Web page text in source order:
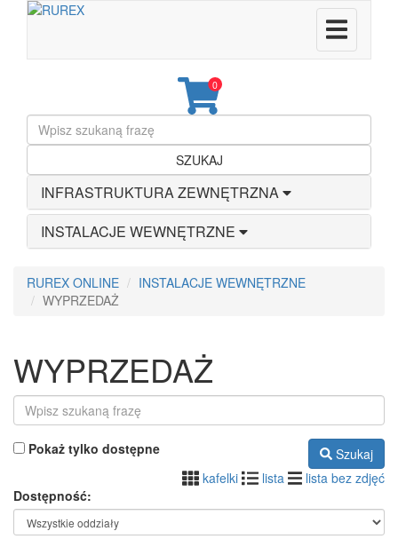
0
SZUKAJ
INFRASTRUKTURA ZEWNĘTRZNA
INSTALACJE WEWNĘTRZNE
RUREX ONLINE
INSTALACJE WEWNĘTRZNE
WYPRZEDAŻ
WYPRZEDAŻ
Pokaż tylko dostępne
Szukaj
kafelki
lista
lista bez zdjęć
Dostępność: